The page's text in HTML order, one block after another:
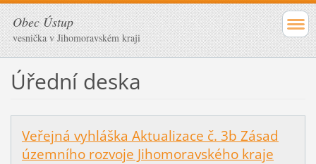
Obec Ústup
vesnička v Jihomoravském kraji
Úřední deska
Veřejná vyhláška Aktualizace č. 3b Zásad
územního rozvoje Jihomoravského kraje